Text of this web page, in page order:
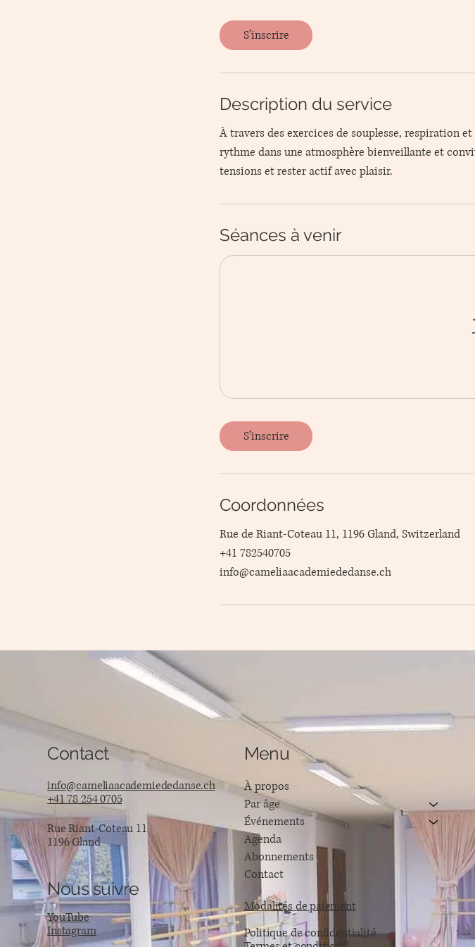
S’inscrire
Description du service
À travers des exercices de souplesse, respiration
rythme dans une atmosphère bienveillante et
tensions et rester actif avec plaisir.
Séances à venir
S’inscrire
Coordonnées
Rue de Riant-Coteau 11, 1196 Gland, Switzerland
+41 782540705
info@cameliaacademiededanse.ch
Contact
info@cameliaacademiededanse.ch
+41 78 254 0705
Rue Riant-Coteau 11
1196 Gland
Nous suivre
YouTube
Instagram
Menu
À propos
Par âge
Événements
Agenda
Abonnements
Contact
Modalités de paiement
Politique de confidentialité